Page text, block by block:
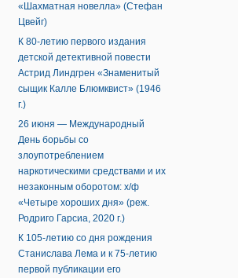
«Шахматная новелла» (Стефан
Цвейг)
К 80-летию первого издания
детской детективной повести
Астрид Линдгрен «Знаменитый
сыщик Калле Блюмквист» (1946
г.)
26 июня — Международный
День борьбы со
злоупотреблением
наркотическими средствами и их
незаконным оборотом: х/ф
«Четыре хороших дня» (реж.
Родриго Гарсиа, 2020 г.)
К 105-летию со дня рождения
Станислава Лема и к 75-летию
первой публикации его